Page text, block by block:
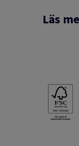
Läs